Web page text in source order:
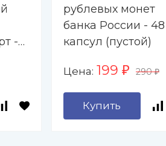
-
рублевых монет
банка России - 48
капсул (пустой)
Цена: 199 ₽ 290₽
Купить